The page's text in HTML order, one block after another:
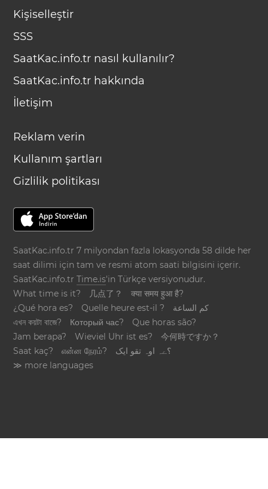
Kişiselleştir
SSS
SaatKac.info.tr nasıl kullanılır?
SaatKac.info.tr hakkında
İletişim
Reklam verin
Kullanım şartları
Gizlilik politikası
SaatKac.info.tr 7 milyondan fazla lokasyonda 58 dilde her
saat dilimi için tam ve resmi atom saati bilgisini içerir.
SaatKac.info.trTime.is'in Türkçe versiyonudur.
What time is it?
几点了？
क्या समय हुआ है?
¿Qué hora es?
Quelle heure est-il ?
كم الساعة
এখন কয়টা বাজে?
Который час?
Que horas são?
Jam berapa?
Wieviel Uhr ist es?
今何時ですか？
Saat kaç?
என்ன நேரம்?
؟ےہ اوہ تقو ایک
≫ more languages